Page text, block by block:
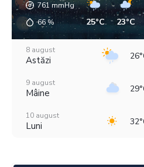
761mmHg
66 % 25°C 23°C
8 august
Astăzi
9 august
Mâine
10 august
Luni